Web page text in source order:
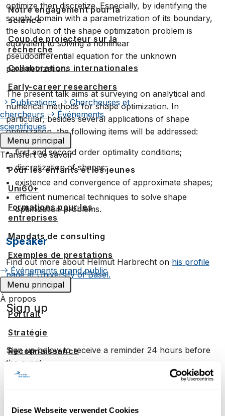
Diese Webseite verwendet Cookies
Notre engagement pour la
science
Coup de projecteur sur la
recherche
Collaborations internationales
Early-career researchers
Publications
Chercheuses et
chercheurs
Événements
scientifiques
Menu principal
Transfert de savoir
Pour les enfants et les jeunes
Uni60+
Formations pour les
entreprises
Mandats de consulting
Exemples de prestations
Événements grand public
Menu principal
À propos
Portrait
Stratégie
Reconnaissance
Espace media
Faculté de droit
optimize then discretize. Especially, by identifying the
sought domain with a parametrization of its boundary,
the solution of the shape optimization problem is
equivalent to solving a nonlinear
pseudodifferential equation for the unknown
parametrization.
The present talk aims at surveying on analytical and
numerical methods for shape optimization. In
particular, besides several applications of shape
optimization, the following items will be addressed:
first and second order optimality conditions;
discretization of shapes;
existence and convergence of approximate shapes;
efficient numerical techniques to solve shape
optimization problems.
Speaker
Find out more about Helmut Harbrecht on his profile
page at University of Basel.
Sign up
Sign up below to receive a reminder 24 hours before
the event.
Événements similaires